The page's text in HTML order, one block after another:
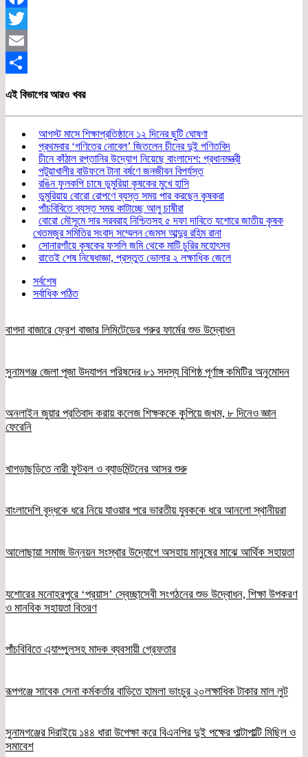
Facebook
Twitter
Email
এই বিভাগের আরও খবর
আগস্ট মাসে শিক্ষাপ্রতিষ্ঠানে ১২ দিনের ছুটি ঘোষণা
প্রথমবার ‘গণিতের নোবেল’ জিতলেন চীনের দুই গণিতবিদ
চীনে কাঁঠাল রপ্তানির উদ্যোগ নিয়েছে বাংলাদেশ: প্রধানমন্ত্রী
পটুয়াখালীর বাউফলে টানা বর্ষণে জনজীবন বিপর্যস্ত
রঙিন ফুলকপি চাষে ডুমুরিয়া কৃষকের মুখে হাসি
ডুমুরিয়ায় বোরো রোপণে ব্যস্ত সময় পার করছেন কৃষকরা
পাঁচবিবিতে ব্যস্ত সময় কাটাচ্ছে আলু চাষীরা
বোরো মৌসুমে সার সরবরাহ নিশ্চিতসহ ৫ দফা দাবিতে যশোরে জাতীয় কৃষক
খেতমজুর সমিতির সংবাদ সম্মেলন জেমস আব্দুর রহিম রানা
সোনারগাঁয়ে কৃষকের ফসলি জমি থেকে মাটি চুরির মহোৎসব
রাতেই শেষ নিষেধাজ্ঞা, প্রস্তুত ভোলার ২ লক্ষাধিক জেলে
সর্বশেষ
সর্বাধিক পঠিত
বাগদা বাজারে ফ্রেশ বাজার লিমিটেডের গরুর ফার্মের শুভ উদ্বোধন
সুনামগঞ্জ জেলা পূজা উদযাপন পরিষদের ৮১ সদস্য বিশিষ্ঠ পূর্ণাঙ্গ কমিটির অনুমোদন
অনলাইন জুয়ার প্রতিবাদ করায় কলেজ শিক্ষককে কুপিয়ে জখম, ৮ দিনেও জ্ঞান
ফেরেনি
খাগড়াছড়িতে নারী ফুটবল ও ব্যাডমিন্টনের আসর শুরু
বাংলাদেশি বৃদ্ধকে ধরে নিয়ে যাওয়ার পরে ভারতীয় যুবককে ধরে আনলো স্থানীয়রা
আলোছায়া সমাজ উন্নয়ন সংস্থার উদ্যোগে অসহায় মানুষের মাঝে আর্থিক সহায়তা
যশোরের মনোহরপুরে ‘প্রয়াস’ স্বেচ্ছাসেবী সংগঠনের শুভ উদ্বোধন, শিক্ষা উপকরণ
ও মানবিক সহায়তা বিতরণ
পাঁচবিবিতে এ্যাম্পুলসহ মাদক ব্যবসায়ী গ্রেফতার
রূপগঞ্জে সাবেক সেনা কর্মকর্তার বাড়িতে হামলা ভাংচুর ২০লক্ষাধিক টাকার মাল লুট
সুনামগঞ্জের দিরাইয়ে ১৪৪ ধারা উপেক্ষা করে বিএনপির দুই পক্ষের পাল্টাপাল্টি মিছিল ও
সমাবেশ